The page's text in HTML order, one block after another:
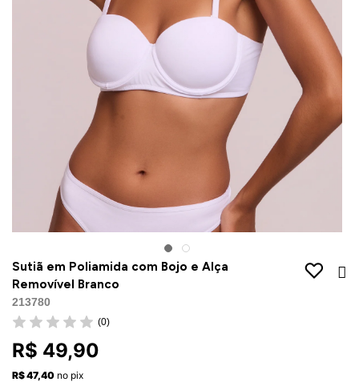
Sutiã em Poliamida com Bojo e Alça
Removível Branco
213780
(0)
R$ 49,90
R$ 47,40 no pix